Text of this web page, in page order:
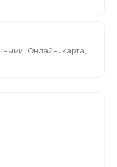
Онлайн: карта,